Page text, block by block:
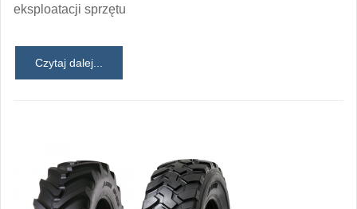
eksploatacji sprzętu
Czytaj dalej...